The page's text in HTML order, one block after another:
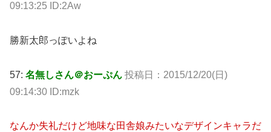
09:13:25 ID:2Aw
勝新太郎っぽいよね
57: 名無しさん＠おーぷん 投稿日：2015/12/20(日)
09:14:30 ID:mzk
なんか失礼だけど地味な田舎娘みたいなデザインキャラだ